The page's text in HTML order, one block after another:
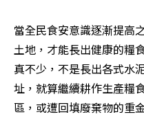
當全民食安意識逐漸提高
土地，才能長出健康的糧
真不少，不是長出各式水
址，就算繼續耕作生產糧
區，或遭回填廢棄物的重